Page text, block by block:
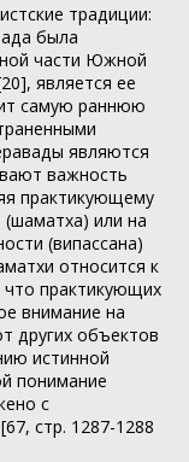
традиции:
была
части Южной
является ее
самую раннюю
являются
важность
практикующему
или на
(випассана)
относится к
что практикующих
внимание на
других объектов
истинной
понимание
с
стр. 1287-1288